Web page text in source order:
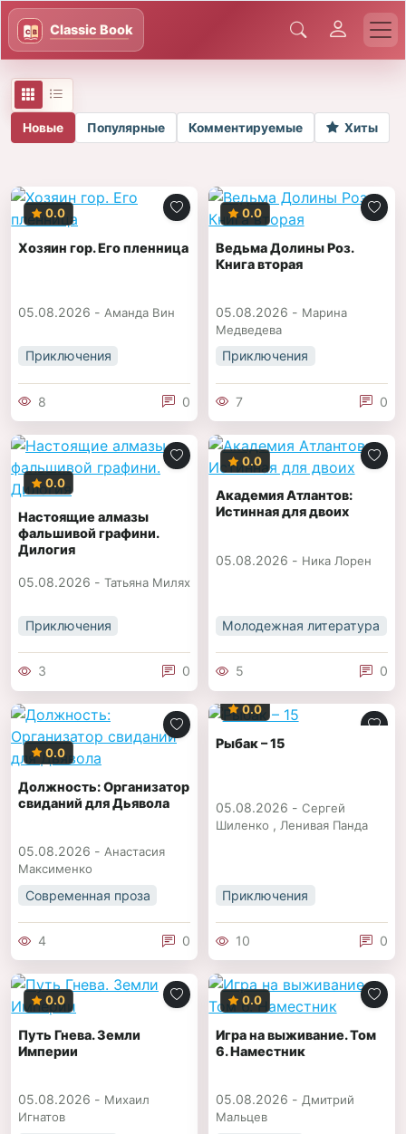
Новые Популярные Комментируемые Хиты
0.0
Хозяин гор. Его пленница
05.08.2026 - Аманда Вин
Приключения
8 0
0.0
Ведьма Долины Роз.
Книга вторая
05.08.2026 - Марина
Медведева
Приключения
7 0
0.0
Настоящие алмазы
фальшивой графини.
Дилогия
05.08.2026 - Татьяна Милях
Приключения
3 0
0.0
Академия Атлантов:
Истинная для двоих
05.08.2026 - Ника Лорен
Молодежная литература
5 0
0.0
Должность: Организатор
свиданий для Дьявола
05.08.2026 - Анастасия
Максименко
Современная проза
4 0
0.0
Рыбак – 15
05.08.2026 - Сергей
Шиленко , Ленивая Панда
Приключения
10 0
0.0
Путь Гнева. Земли
Империи
05.08.2026 - Михаил
Игнатов
0.0
Игра на выживание. Том
6. Наместник
05.08.2026 - Дмитрий
Мальцев